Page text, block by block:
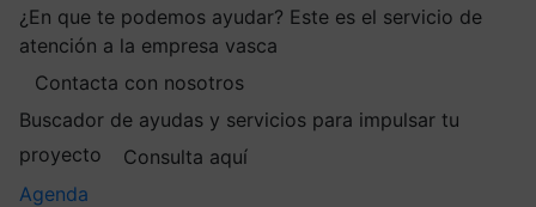
¿En que te podemos ayudar? Este es el servicio de
atención a la empresa vasca
Contacta con nosotros
Buscador de ayudas y servicios para impulsar tu
proyecto
Consulta aquí
Agenda